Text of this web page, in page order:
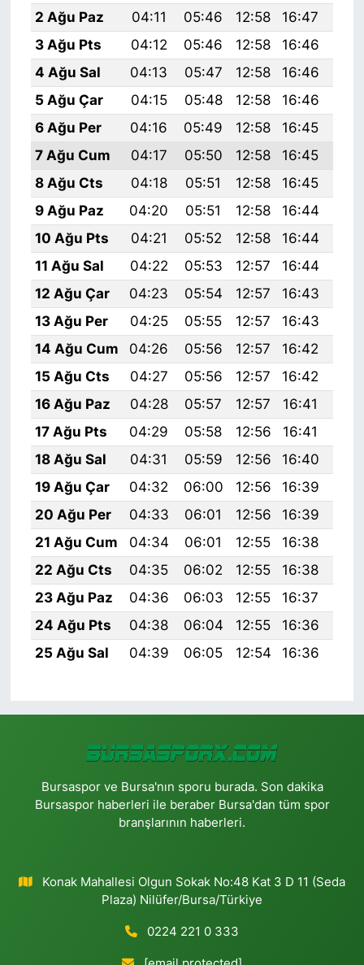
2 Ağu Paz
04:11 05:46 12:58 16:47
3 Ağu Pts
04:12 05:46 12:58 16:46
4 Ağu Sal
04:13 05:47 12:58 16:46
5 Ağu Çar
04:15 05:48 12:58 16:46
6 Ağu Per
04:16 05:49 12:58 16:45
7 Ağu Cum
04:17 05:50 12:58 16:45
8 Ağu Cts
04:18 05:51 12:58 16:45
9 Ağu Paz
04:20 05:51 12:58 16:44
10 Ağu Pts
04:21 05:52 12:58 16:44
11 Ağu Sal
04:22 05:53 12:57 16:44
12 Ağu Çar
04:23 05:54 12:57 16:43
13 Ağu Per
04:25 05:55 12:57 16:43
14 Ağu Cum
04:26 05:56 12:57 16:42
15 Ağu Cts
04:27 05:56 12:57 16:42
16 Ağu Paz
04:28 05:57 12:57 16:41
17 Ağu Pts
04:29 05:58 12:56 16:41
18 Ağu Sal
04:31 05:59 12:56 16:40
19 Ağu Çar
04:32 06:00 12:56 16:39
20 Ağu Per
04:33 06:01 12:56 16:39
21 Ağu Cum
04:34 06:01 12:55 16:38
22 Ağu Cts
04:35 06:02 12:55 16:38
23 Ağu Paz
04:36 06:03 12:55 16:37
24 Ağu Pts
04:38 06:04 12:55 16:36
25 Ağu Sal
04:39 06:05 12:54 16:36
Bursaspor ve Bursa'nın sporu burada. Son dakika
Bursaspor haberleri ile beraber Bursa'dan tüm spor
branşlarının haberleri.
Konak Mahallesi Olgun Sokak No:48 Kat 3 D 11 (Seda
Plaza) Nilüfer/Bursa/Türkiye
0224 221 0 333